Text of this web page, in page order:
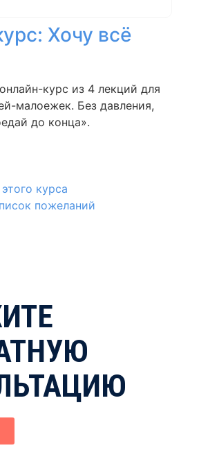
Хочу всё
курс из 4 лекций для
малоежек. Без давления,
до конца».
курса
пожеланий